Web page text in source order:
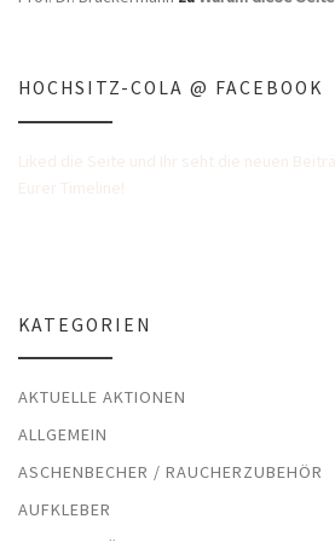
HOCHSITZ-COLA @ FACEBOOK
KATEGORIEN
AKTUELLE AKTIONEN
ALLGEMEIN
ASCHENBECHER / RAUCHERZUBEHÖR
AUFKLEBER